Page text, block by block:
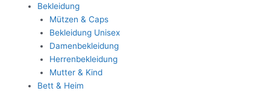
Bekleidung
Mützen & Caps
Bekleidung Unisex
Damenbekleidung
Herrenbekleidung
Mutter & Kind
Bett & Heim